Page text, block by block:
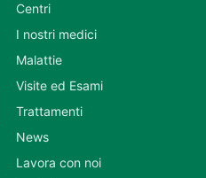
Centri
I nostri medici
Malattie
Visite ed Esami
Trattamenti
News
Lavora con noi